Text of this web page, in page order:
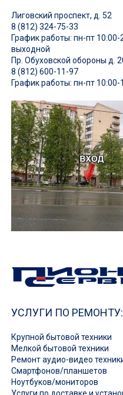
Лиговский проспект, д. 52
8 (812) 324-75-33
График работы: пн-пт 10:00-
выходной
Пр. Обуховской обороны д.
8 (812) 600-11-97
График работы: пн-пт 10:00-
УСЛУГИ ПО РЕМОНТУ:
Крупной бытовой техники
Мелкой бытовой техники
Ремонт аудио-видео
Смартфонов/планшетов
Ноутбуков/мониторов
Услуги по доставке и